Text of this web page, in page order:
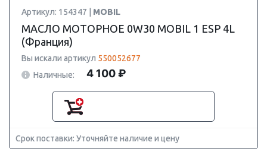
Артикул: 154347 | MOBIL
МАСЛО МОТОРНОЕ 0W30 MOBIL 1 ESP 4L
(Франция)
Вы искали артикул 550052677
Наличные:
4 100 ₽
Срок поставки: Уточняйте наличие и цену